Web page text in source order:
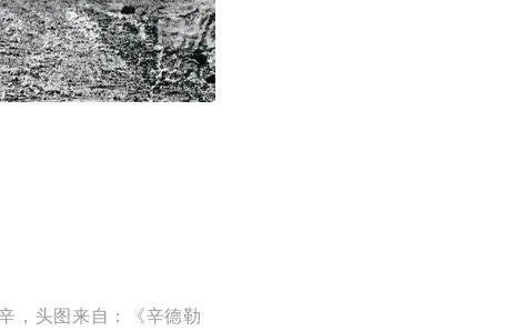
， 头图来自：《辛德勒